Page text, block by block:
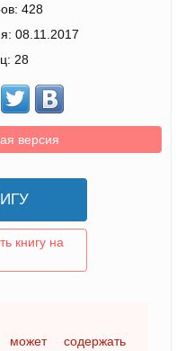
428
08.11.2017
28
версия
книгу на
содержать